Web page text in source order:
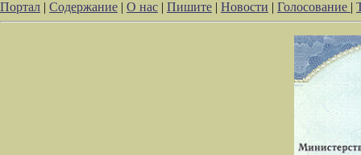
Портал | Содержание | О нас | Пишите | Новости | Голосование |